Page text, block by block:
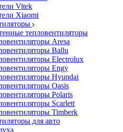
Vitek
Xiaomi
тепловентиляторы
Aresa
Ballu
Electrolux
Engy
Hyundai
Oasis
Polaris
Scarlett
Timberk
для авто